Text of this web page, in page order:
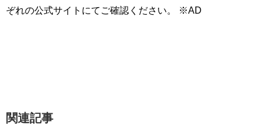
ぞれの公式サイトにてご確認ください。 ※AD
関連記事